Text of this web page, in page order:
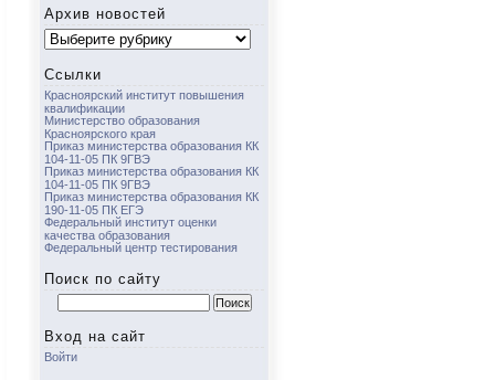
Архив новостей
Архив
новостей
Ссылки
Красноярский институт повышения
квалификации
Министерство образования
Красноярского края
Приказ министерства образования КК
104-11-05 ПК 9ГВЭ
Приказ министерства образования КК
104-11-05 ПК 9ГВЭ
Приказ министерства образования КК
190-11-05 ПК ЕГЭ
Федеральный институт оценки
качества образования
Федеральный центр тестирования
Поиск по сайту
Найти:
Вход на сайт
Войти